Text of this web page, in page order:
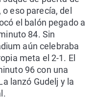
eso parecía, del
el balón pegado a
84. Sin
aún celebraba
meta el 2-1. El
96 con una
lanzó Gudelj y la